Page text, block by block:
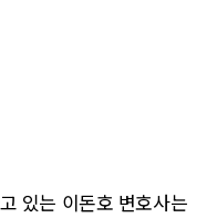
있는 이돈호 변호사는